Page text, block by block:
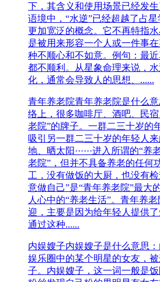
下，其含义和使用场景已经发
语境中，“水逆”已经超越了占
更加宽泛的概念。它不再特指
是被用来形容一个人或一件事
种不顺心和不如意。例句：最
都不顺利。从星象命理来说，
化，通常会导致人的思想、......
青年养老院青年养老院是什么
络上，很多咖啡厅、酒吧、民
老院”的牌子。一群二三十岁的
吸引另一群二三十岁的年轻人
地、晒太阳······进入所谓的“
老院”，但并不具备养老的任何
工，没有做饭的大厨，也没有
意做自己”是“青年养老院”最大
人心中的“养老生活”。青年养
迎，主要是因为给年轻人提供
通过这种......
内娱嫂子内娱嫂子是什么意思
娱乐圈中的某个明星的女友，
子。内娱嫂子，​这一词一般是